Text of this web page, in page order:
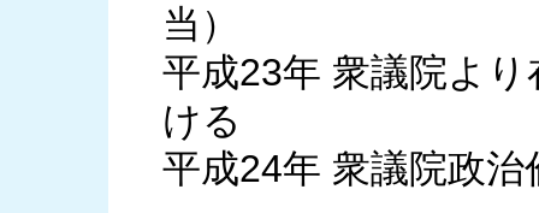
当）
平成23年 衆議院よ
ける
平成24年 衆議院政治